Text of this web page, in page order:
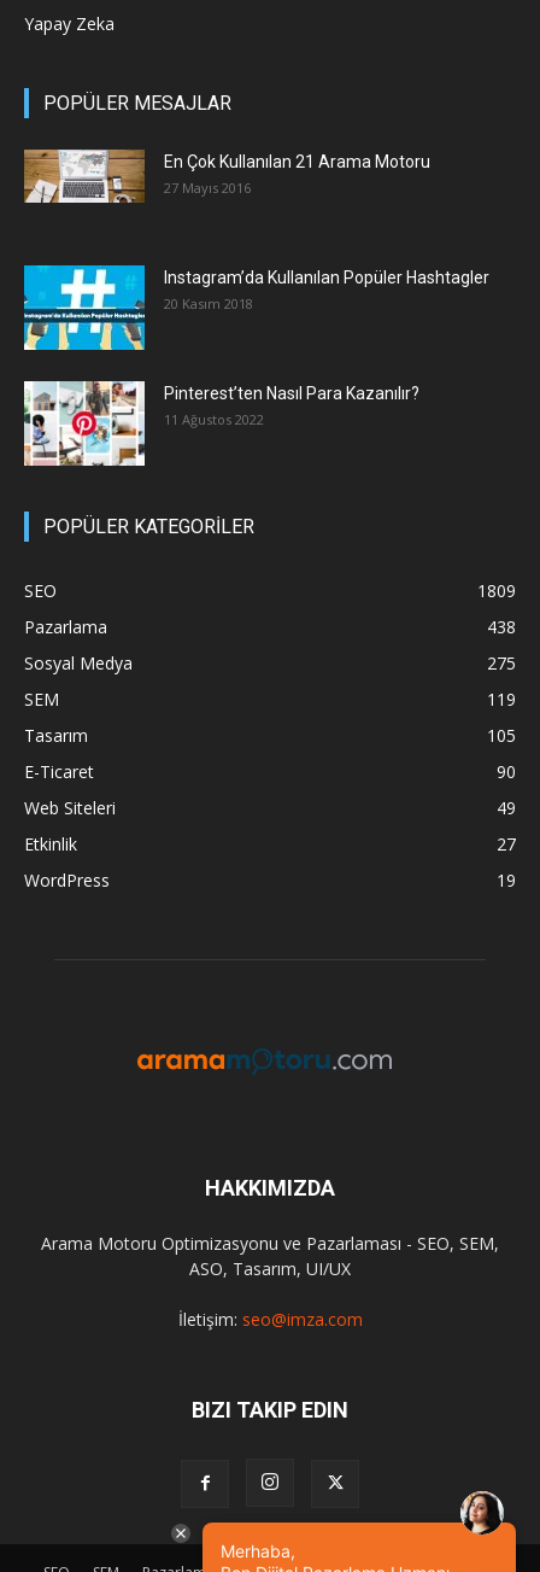
Yapay Zeka
POPÜLER MESAJLAR
En Çok Kullanılan 21 Arama Motoru
27 Mayıs 2016
Instagram’da Kullanılan Popüler Hashtagler
20 Kasım 2018
Pinterest’ten Nasıl Para Kazanılır?
11 Ağustos 2022
POPÜLER KATEGORİLER
SEO
1809
Pazarlama
438
Sosyal Medya
275
SEM
119
Tasarım
105
E-Ticaret
90
Web Siteleri
49
Etkinlik
27
WordPress
19
HAKKIMIZDA
Arama Motoru Optimizasyonu ve Pazarlaması - SEO, SEM,
ASO, Tasarım, UI/UX
İletişim: seo@imza.com
BIZI TAKIP EDIN
Merhaba,